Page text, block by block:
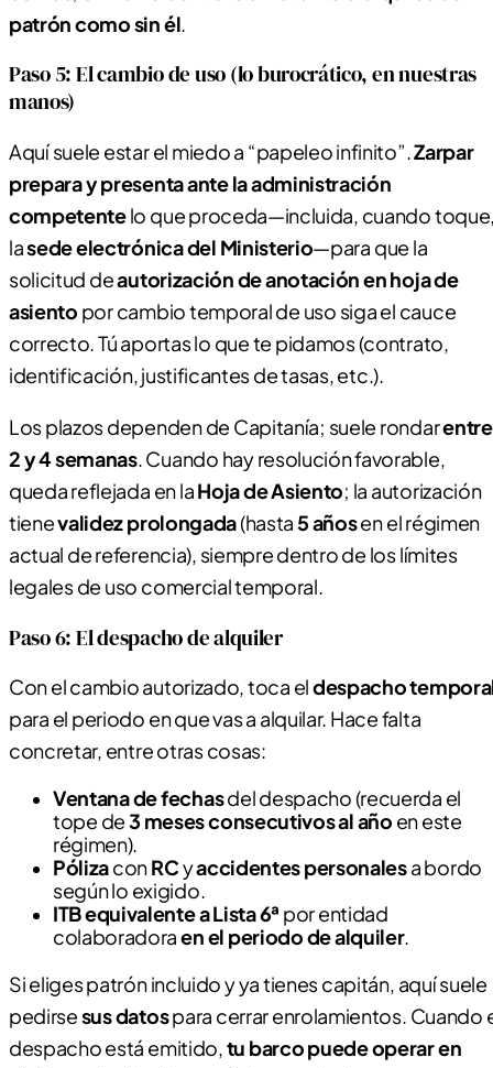
patrón como sin él.
Paso 5: El cambio de uso (lo burocrático, en nuestras
manos)
Aquí suele estar el miedo a “papeleo infinito”.Zarpar
prepara y presenta ante la administración
competentelo que proceda—incluida, cuando
lasede electrónica del Ministerio—para que la
solicitud deautorización de anotación en hoja de
asiento por cambio temporal de uso siga el cauce
correcto. Tú aportas lo que te pidamos (contrato,
identificación, justificantes de tasas, etc.).
Los plazos dependen de Capitanía; suele rondarentre
2 y 4 semanas. Cuando hay resolución favorable,
queda reflejada en laHoja de Asiento; la autorización
tienevalidez prolongada(hasta5 añosen el régimen
actual de referencia), siempre dentro de los límites
legales de uso comercial temporal.
Paso 6: El despacho de alquiler
Con el cambio autorizado, toca eldespacho
para el periodo en que vas a alquilar. Hace falta
concretar, entre otras cosas:
Ventana de fechasdel despacho (recuerda el
tope de3 meses consecutivos al año en este
régimen).
PólizaconRCyaccidentes personalesa bordo
según lo exigido.
ITB equivalente a Lista 6ª por entidad
colaboradoraen el periodo de alquiler.
Si eliges patrón incluido y ya tienes capitán, aquí suele
pedirsesus datospara cerrar enrolamientos. Cuando
despacho está emitido,tu barco puede operar en